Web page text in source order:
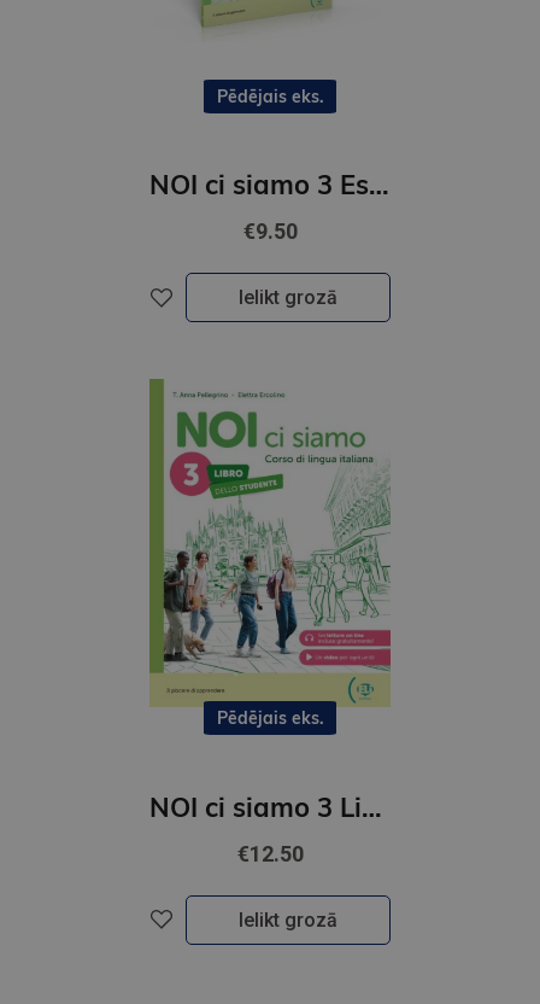
Pēdējais eks.
NOI ci siamo 3 Eserciziario + Libro digitale + ELi LINK App (B1)
€9.50
Ielikt grozā
Pēdējais eks.
NOI ci siamo 3 Libro studente + Libro digitale + ELi LINK App (B1)
€12.50
Ielikt grozā